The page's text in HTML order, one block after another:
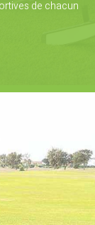
de chacun